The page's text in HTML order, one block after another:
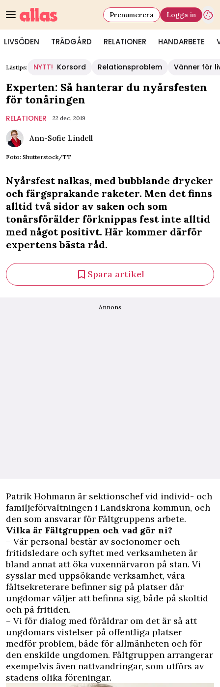
LIVSÖDEN TRÄDGÅRD RELATIONER HANDARBETE
Prenumerera Logga in
Lästips: NYTT! Korsord Relationsproblem Vänner för
Experten: Så hanterar du nyårsfesten
för tonåringen
RELATIONER 22 dec, 2019
Ann-Sofie Lindell
Foto: Shutterstock/TT
Nyårsfest nalkas, med bubblande drycker
och färgsprakande raketer. Men det finns
alltid två sidor av saken och som
tonårsförälder förknippas fest inte alltid
med något positivt. Här kommer därför
expertens bästa råd.
Spara artikel
Annons
Patrik Hohmann är sektionschef vid individ- och
familjeförvaltningen i Landskrona kommun, och
den som ansvarar för Fältgruppens arbete.
Vilka är Fältgruppen och vad gör ni?
– Vår personal består av socionomer och
fritidsledare och syftet med verksamheten är
bland annat att öka vuxennärvaron på stan. Vi
sysslar med uppsökande verksamhet, våra
fältsekreterare befinner sig på platser där
ungdomar väljer att befinna sig, både på skoltid
och på fritiden.
– Vi för dialog med föräldrar om det är så att
ungdomars vistelser på offentliga platser
medför problem, både för allmänheten och för
den enskilde ungdomen. Fältgruppen arrangerar
exempelvis även nattvandringar, som utförs av
stadens olika föreningar.